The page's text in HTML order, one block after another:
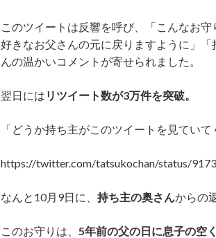
このツイートは反響を呼び、「こんなお
好きなお父さんの元に戻りますように」
んの温かいコメントが寄せられました。
翌日には リツイート数が3万件を突破。
「どうか持ち主がこのツイートを見てい
https://twitter.com/tatsukochan/status/
なんと10月9日に、 持ち主の奥さんからの
このお守りは、 5年前の父の日に息子の空